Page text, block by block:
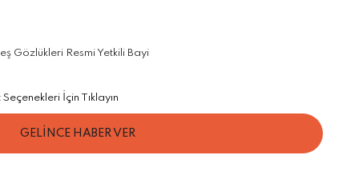
Gözlükleri Resmi Yetkili Bayi
İçin Tıklayın
GELİNCE HABER VER